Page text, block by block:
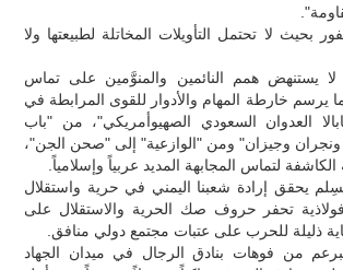
بحيث لا تحتمل التأويلات المخاتلة لطبيعتها ولا
يستنهض همم النائمين والمنوَّمين على تماس
يرسم خارطة المهام والأدوار للقوى المرابطة في
العدوان السعودي الصهيوأمريكي"، من "باب
وجيزان" ومن "الوازعية" إلى "صحن الجن"،
لتماس المجابهة المديد عربياً وإسلامياً.
يحقق إرادة شعبنا اليمني في حرية واستقلال
فولاذية تحفر حروف صك الحرية والاستقلال على
ذليلة للحرب على عتبات مجتمع دولي منافق.
من فوهات بنادق الرجال في ميدان الجهاد